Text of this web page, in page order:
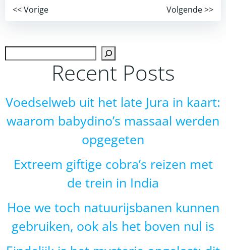
Post
navigation
<< Vorige
Post
navigation
Volgende >>
Recent Posts
Voedselweb uit het late Jura in kaart:
waarom babydino’s massaal werden
opgegeten
Extreem giftige cobra’s reizen met
de trein in India
Hoe we toch natuurijsbanen kunnen
gebruiken, ook als het boven nul is